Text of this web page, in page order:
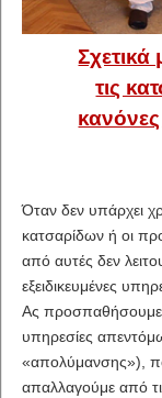
τις
Όταν δεν υπάρχει
κατσαρίδων ή οι
από αυτές δεν
εξειδικευμένες
Ας προσπαθήσουμε
υπηρεσίες
«απολύμανσης»),
απαλλαγούμε από